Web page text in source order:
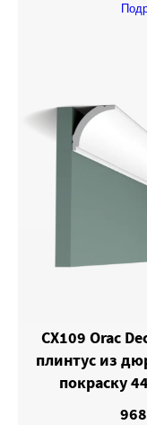
CX109 Orac
плинтус из
покраску